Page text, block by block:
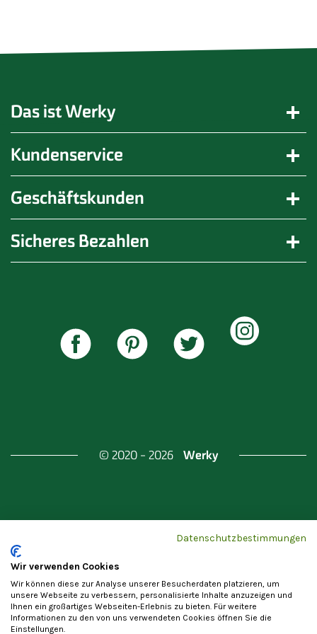
Das ist Werky
Kundenservice
Geschäftskunden
Sicheres Bezahlen
© 2020 - 2026 Werky
Datenschutzbestimmungen
Wir verwenden Cookies
Wir können diese zur Analyse unserer Besucherdaten platzieren, um
unsere Webseite zu verbessern, personalisierte Inhalte anzuzeigen und
Ihnen ein großartiges Webseiten-Erlebnis zu bieten. Für weitere
Informationen zu den von uns verwendeten Cookies öffnen Sie die
Einstellungen.